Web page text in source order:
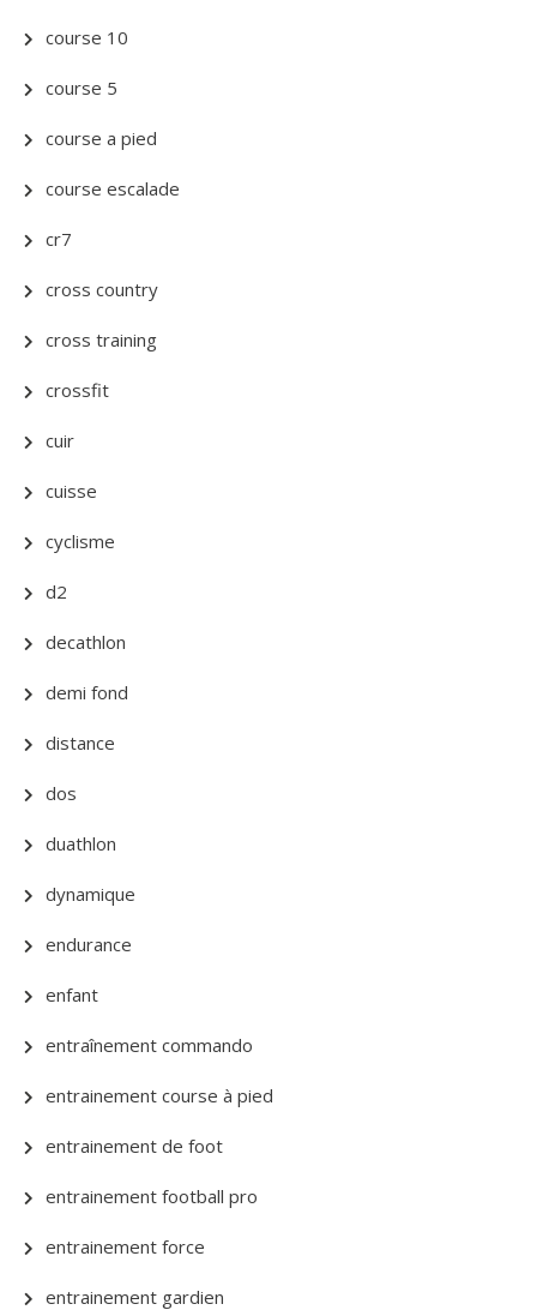
course 10
course 5
course a pied
course escalade
cr7
cross country
cross training
crossfit
cuir
cuisse
cyclisme
d2
decathlon
demi fond
distance
dos
duathlon
dynamique
endurance
enfant
entraînement commando
entrainement course à pied
entrainement de foot
entrainement football pro
entrainement force
entrainement gardien